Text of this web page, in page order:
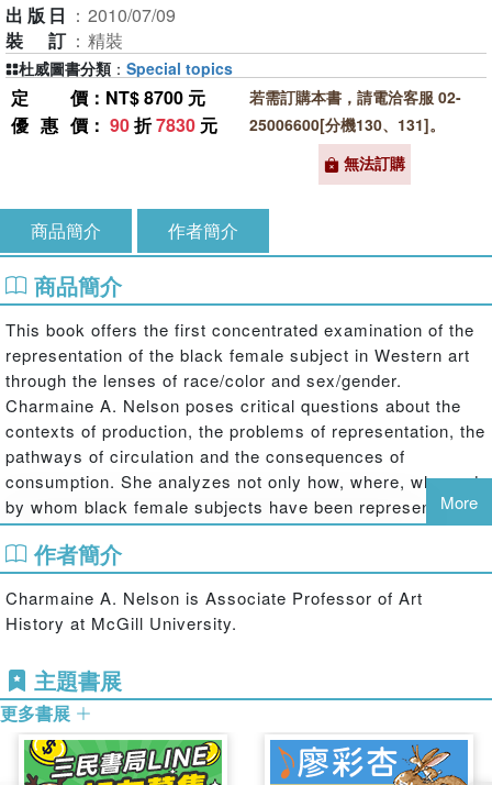
出版日 ： 2010/07/09
裝訂 ： 精裝
定價 ：NT$ 8700 元
優惠價 ： 90折7830 元
若需訂購本書，請電洽客服 02-
25006600[分機130、131]。
無法訂購
杜威圖書分類 ： Special topics
商品簡介 作者簡介
商品簡介
This book offers the first concentrated examination of the
representation of the black female subject in Western art
through the lenses of race/color and sex/gender.
Charmaine A. Nelson poses critical questions about the
contexts of production, the problems of representation, the
pathways of circulation and the consequences of
consumption. She analyzes not only how, where, why and
by whom black female subjects have been represented,
but also what the social and cultural impacts of the
colonial legacy of racialized western representation have
been. Nelson also explores and problematizes the issue of
the historically privileged white artistic access to black
female bodies and the limits of representation for these
of the black female representation in Western Art, but also
furthers our knowledge about race and how and why it is
throughout history.
More
作者簡介
Charmaine A. Nelson is Associate Professor of Art
History at McGill University.
主題書展
更多書展